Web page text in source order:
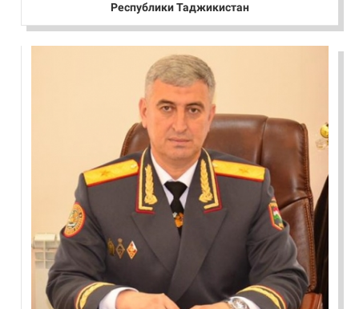
Республики Таджикистан